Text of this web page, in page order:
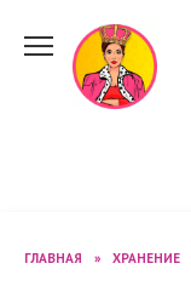
содержанию
ГЛАВНАЯ » ХРАНЕНИЕ